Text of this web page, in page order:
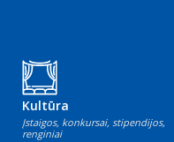
Kultūra
Įstaigos, konkursai, stipendijos,
renginiai